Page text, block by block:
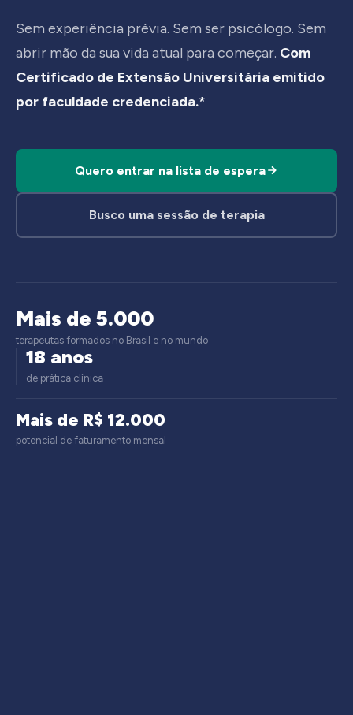
Sem experiência prévia. Sem ser psicólogo. Sem
abrir mão da sua vida atual para começar. Com
Certificado de Extensão Universitária emitido
por faculdade credenciada.*
Quero entrar na lista de espera
Busco uma sessão de terapia
Mais de 5.000
terapeutas formados no Brasil e no mundo
18 anos
de prática clínica
Mais de R$ 12.000
potencial de faturamento mensal